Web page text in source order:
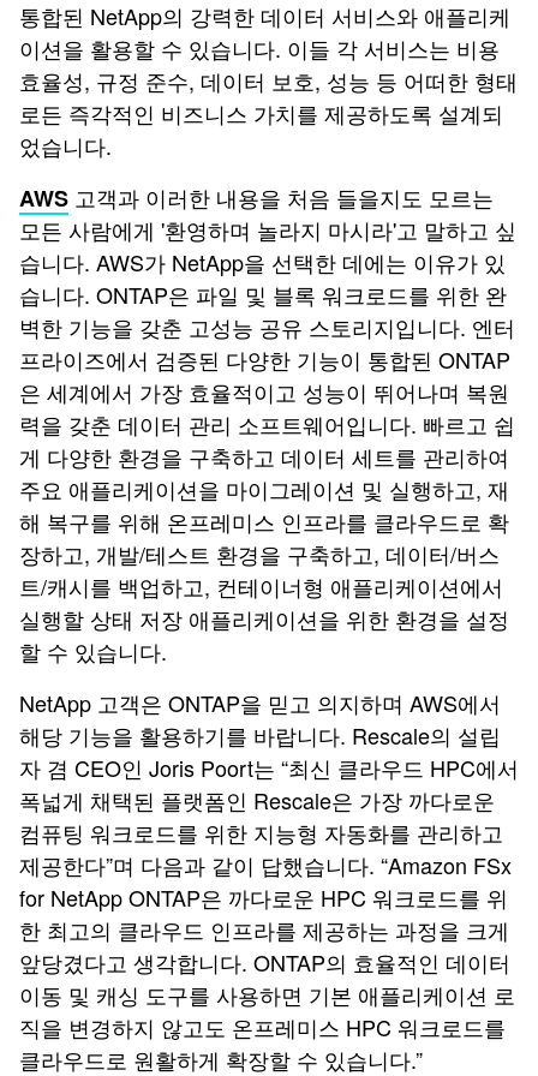
통합된 NetApp의 강력한 데이터 서비스와 애플리케
이션을 활용할 수 있습니다. 이들 각 서비스는 비용
효율성, 규정 준수, 데이터 보호, 성능 등 어떠한 형태
로든 즉각적인 비즈니스 가치를 제공하도록 설계되
었습니다.
AWS 고객과 이러한 내용을 처음 들을지도 모르는
모든 사람에게 '환영하며 놀라지 마시라'고 말하고 싶
습니다. AWS가 NetApp을 선택한 데에는 이유가 있
습니다. ONTAP은 파일 및 블록 워크로드를 위한 완
벽한 기능을 갖춘 고성능 공유 스토리지입니다. 엔터
프라이즈에서 검증된 다양한 기능이 통합된 ONTAP
은 세계에서 가장 효율적이고 성능이 뛰어나며 복원
력을 갖춘 데이터 관리 소프트웨어입니다. 빠르고 쉽
게 다양한 환경을 구축하고 데이터 세트를 관리하여
주요 애플리케이션을 마이그레이션 및 실행하고, 재
해 복구를 위해 온프레미스 인프라를 클라우드로 확
장하고, 개발/테스트 환경을 구축하고, 데이터/버스
트/캐시를 백업하고, 컨테이너형 애플리케이션에서
실행할 상태 저장 애플리케이션을 위한 환경을 설정
할 수 있습니다.
NetApp 고객은 ONTAP을 믿고 의지하며 AWS에서
해당 기능을 활용하기를 바랍니다. Rescale의 설립
자 겸 CEO인 Joris Poort는 “최신 클라우드 HPC에서
폭넓게 채택된 플랫폼인 Rescale은 가장 까다로운
컴퓨팅 워크로드를 위한 지능형 자동화를 관리하고
제공한다”며 다음과 같이 답했습니다. “Amazon FSx
for NetApp ONTAP은 까다로운 HPC 워크로드를 위
한 최고의 클라우드 인프라를 제공하는 과정을 크게
앞당겼다고 생각합니다. ONTAP의 효율적인 데이터
이동 및 캐싱 도구를 사용하면 기본 애플리케이션 로
직을 변경하지 않고도 온프레미스 HPC 워크로드를
클라우드로 원활하게 확장할 수 있습니다.”